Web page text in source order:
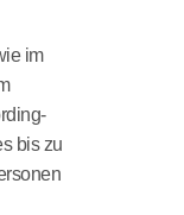
im
bis zu